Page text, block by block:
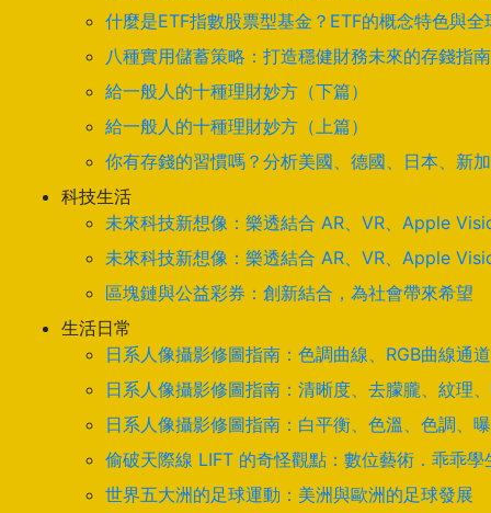
什麼是ETF指數股票型基金？ETF的概念特色與全
八種實用儲蓄策略：打造穩健財務未來的存錢指南
給一般人的十種理財妙方（下篇）
給一般人的十種理財妙方（上篇）
你有存錢的習慣嗎？分析美國、德國、日本、新
科技生活
未來科技新想像：樂透結合 AR、VR、Apple
未來科技新想像：樂透結合 AR、VR、Apple
區塊鏈與公益彩券：創新結合，為社會帶來希望
生活日常
日系人像攝影修圖指南：色調曲線、RGB曲線通
日系人像攝影修圖指南：清晰度、去朦朧、紋理
日系人像攝影修圖指南：白平衡、色溫、色調、
偷破天際線 LIFT 的奇怪觀點：數位藝術．乖乖學
世界五大洲的足球運動：美洲與歐洲的足球發展